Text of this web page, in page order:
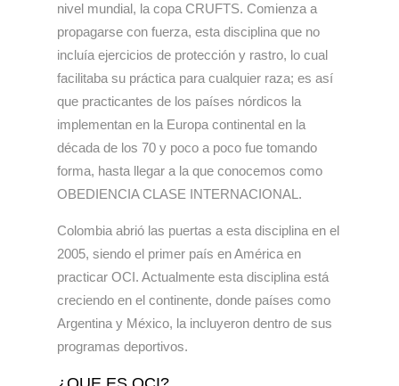
nivel mundial, la copa CRUFTS. Comienza a
propagarse con fuerza, esta disciplina que no
incluía ejercicios de protección y rastro, lo cual
facilitaba su práctica para cualquier raza; es así
que practicantes de los países nórdicos la
implementan en la Europa continental en la
década de los 70 y poco a poco fue tomando
forma, hasta llegar a la que conocemos como
OBEDIENCIA CLASE INTERNACIONAL.
Colombia abrió las puertas a esta disciplina en el
2005, siendo el primer país en América en
practicar OCI. Actualmente esta disciplina está
creciendo en el continente, donde países como
Argentina y México, la incluyeron dentro de sus
programas deportivos.